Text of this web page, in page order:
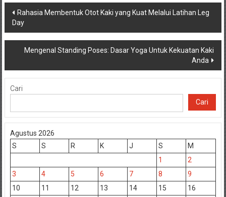
Navigasi
pos
Rahasia Membentuk Otot Kaki yang Kuat Melalui Latihan Leg
Day
Mengenal Standing Poses: Dasar Yoga Untuk Kekuatan Kaki
Anda
Cari
Cari
Agustus 2026
S
S R K J S
M
1
2
3
4 5 6 7 8
9
10
11 12 13 14 15
16